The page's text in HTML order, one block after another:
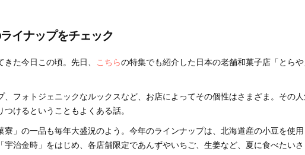
イナップをチェック
た今日この頃。先日、 こちらの特集でも紹介した日本の老舗和菓子店「とら
フォトジェニックなルックスなど、お店によってその個性はさまざま。その人
けるということもよくある話。
」の一品も毎年大盛況のよう。今年のラインナップは、北海道産の小豆を使用
治金時」をはじめ、各店舗限定であんずやいちご、生姜など、夏に食べたい